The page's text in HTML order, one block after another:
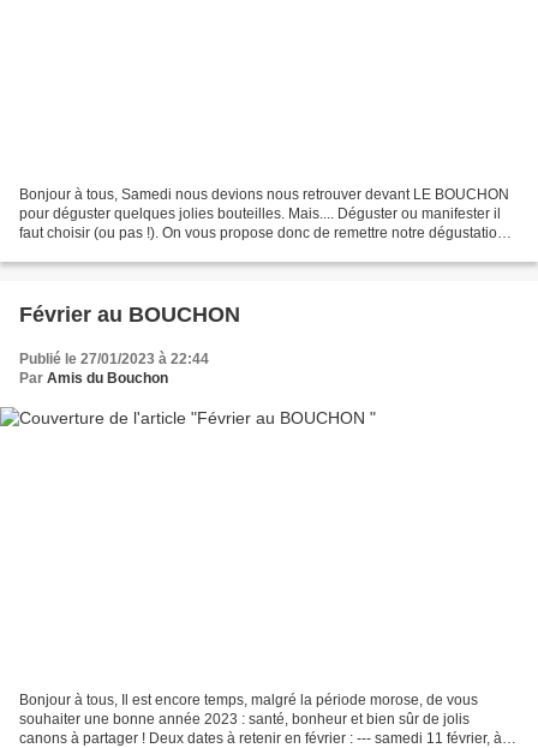
Bonjour à tous, Samedi nous devions nous retrouver devant LE BOUCHON
pour déguster quelques jolies bouteilles. Mais.... Déguster ou manifester il
faut choisir (ou pas !). On vous propose donc de remettre notre dégustation
Février au BOUCHON
Publié le 27/01/2023 à 22:44
Par Amis du Bouchon
Bonjour à tous, Il est encore temps, malgré la période morose, de vous
souhaiter une bonne année 2023 : santé, bonheur et bien sûr de jolis
canons à partager ! Deux dates à retenir en février : --- samedi 11 février, à